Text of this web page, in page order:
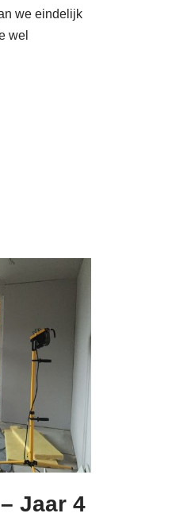
we eindelijk
wel
Jaar 4